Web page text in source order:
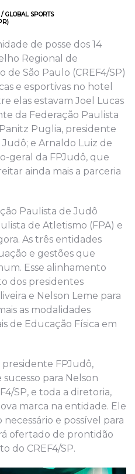
GLOBAL SPORTS
de posse dos 14
Regional de
de São Paulo (CREF4/SP)
e esportivas no hotel
elas estavam Joel Lucas
da Federação Paulista
Puglia, presidente
e Arnaldo Luiz de
geral da FPJudô, que
ainda mais a parceria
Paulista de Judô
de Atletismo (FPA) e
As três entidades
e gestões que
Esse alinhamento
dos presidentes
e Nelson Leme para
as modalidades
de Educação Física em
FPJudô,
para Nelson
SP, e toda a diretoria,
marca na entidade. Ele
e possível para
ofertado de prontidão
do CREF4/SP.